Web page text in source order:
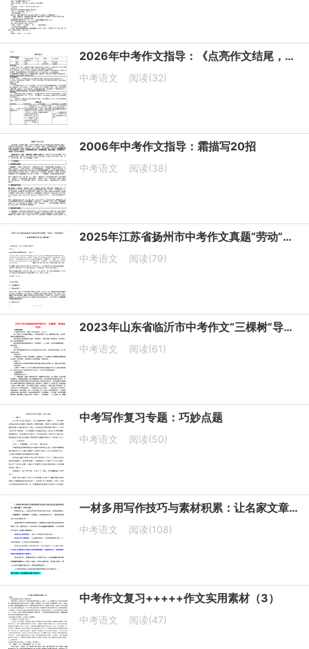
2026年中考作文指导：《点亮作文结尾，升华过年情思》教学设计
中考语文 阅读(32)
2006年中考作文指导：霜描写20招
中考语文 阅读(38)
2025年江苏省扬州市中考作文真题“劳动”写作指导
中考语文 阅读(79)
2023年山东省临沂市中考作文“三棵树”导写及范文
中考语文 阅读(61)
中考写作复习专题：巧妙点题
中考语文 阅读(50)
一材多用写作技巧与素材积累：让名家文章变成自己的中考范文（成长篇）+写作示例
中考语文 阅读(108)
中考作文复习+++++作文实用素材（3）
中考语文 阅读(47)